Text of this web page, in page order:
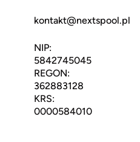
kontakt@nextspool.pl
NIP:
5842745045
REGON:
362883128
KRS:
0000584010